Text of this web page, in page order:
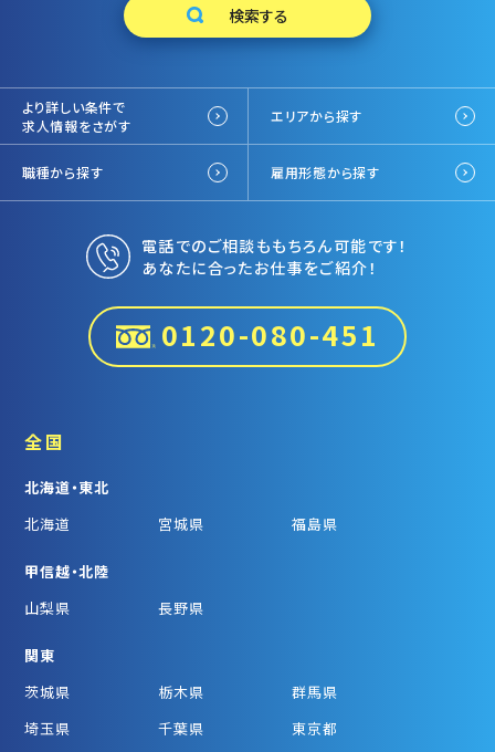
より詳しい条件で
求人情報をさがす
エリアから探す
職種から探す 雇用形態から探す
電話でのご相談ももちろん可能です！
あなたに合ったお仕事をご紹介！
0120-080-451
全国
北海道・東北
北海道
宮城県 福島県
甲信越・北陸
山梨県
長野県
関東
茨城県
栃木県
群馬県
埼玉県
千葉県
東京都